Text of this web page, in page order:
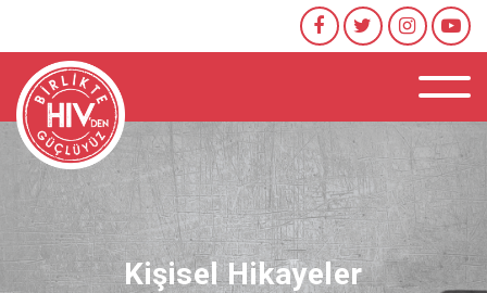
Kişisel Hikayeler